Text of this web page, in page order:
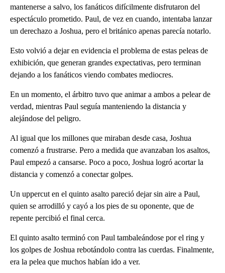
mantenerse a salvo, los fanáticos difícilmente disfrutaron del
espectáculo prometido. Paul, de vez en cuando, intentaba lanzar
un derechazo a Joshua, pero el británico apenas parecía notarlo.
Esto volvió a dejar en evidencia el problema de estas peleas de
exhibición, que generan grandes expectativas, pero terminan
dejando a los fanáticos viendo combates mediocres.
En un momento, el árbitro tuvo que animar a ambos a pelear de
verdad, mientras Paul seguía manteniendo la distancia y
alejándose del peligro.
Al igual que los millones que miraban desde casa, Joshua
comenzó a frustrarse. Pero a medida que avanzaban los asaltos,
Paul empezó a cansarse. Poco a poco, Joshua logró acortar la
distancia y comenzó a conectar golpes.
Un uppercut en el quinto asalto pareció dejar sin aire a Paul,
quien se arrodilló y cayó a los pies de su oponente, que de
repente percibió el final cerca.
El quinto asalto terminó con Paul tambaleándose por el ring y
los golpes de Joshua rebotándolo contra las cuerdas. Finalmente,
era la pelea que muchos habían ido a ver.